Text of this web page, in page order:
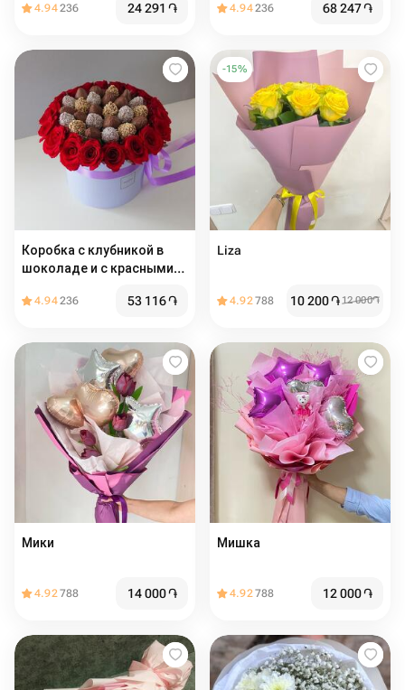
4.94236 24 291 ֏ 4.94236 68 247֏
Коробка с клубникой в
шоколаде и с красными
4.94236 53 116֏
-15%
Liza
4.92788 10 200֏12 000֏
Мики
4.92788 14 000֏
Мишка
4.92788 12 000֏